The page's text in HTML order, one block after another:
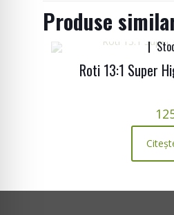
Produse
Roti 13:1 Super